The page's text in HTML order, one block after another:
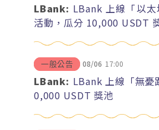
LBank: LBank 上線「以太
活動，瓜分 10,000 USDT
一般公告 08/06 17:00
LBank: LBank 上線「無憂
0,000 USDT 獎池